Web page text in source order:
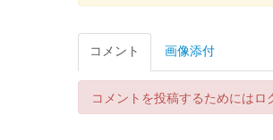
コメント 画像添付
コメントを投稿するためにはロ